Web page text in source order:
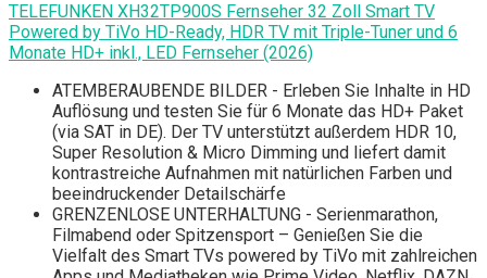
TELEFUNKEN XH32TP900S Fernseher 32 Zoll Smart TV
Powered by TiVo HD-Ready, HDR TV mit Triple-Tuner und 6
Monate HD+ inkl., LED Fernseher (2026)
ATEMBERAUBENDE BILDER - Erleben Sie Inhalte in HD
Auflösung und testen Sie für 6 Monate das HD+ Paket
(via SAT in DE). Der TV unterstützt außerdem HDR 10,
Super Resolution & Micro Dimming und liefert damit
kontrastreiche Aufnahmen mit natürlichen Farben und
beeindruckender Detailschärfe
GRENZENLOSE UNTERHALTUNG - Serienmarathon,
Filmabend oder Spitzensport – Genießen Sie die
Vielfalt des Smart TVs powered by TiVo mit zahlreichen